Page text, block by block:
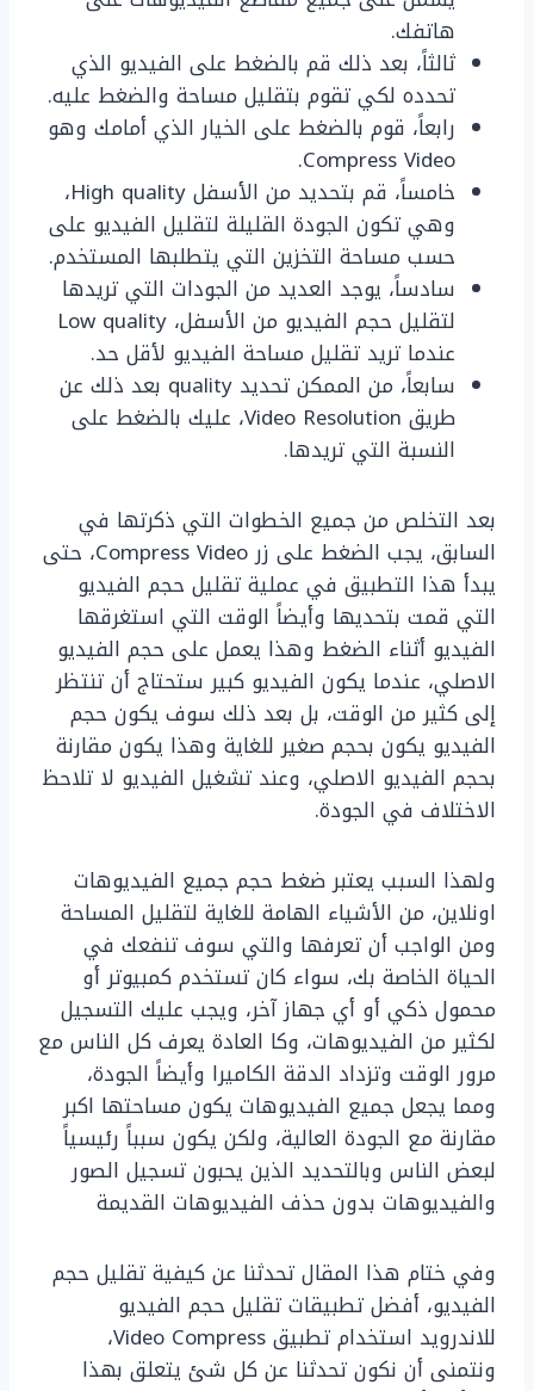
هاتفك.
ثالثاً، بعد ذلك قم بالضغط على الفيديو الذي
تحدده لكي تقوم بتقليل مساحة والضغط عليه.
رابعاً، قوم بالضغط على الخيار الذي أمامك وهو
Compress Video.
خامساً، قم بتحديد من الأسفل High quality،
وهي تكون الجودة القليلة لتقليل الفيديو على
حسب مساحة التخزين التي يتطلبها المستخدم.
سادساً، يوجد العديد من الجودات التي تريدها
لتقليل حجم الفيديو من الأسفل، Low quality
عندما تريد تقليل مساحة الفيديو لأقل حد.
سابعاً، من الممكن تحديد quality بعد ذلك عن
طريق Video Resolution، عليك بالضغط على
النسبة التي تريدها.
بعد التخلص من جميع الخطوات التي ذكرتها في
السابق، يجب الضغط على زر Compress Video، حتى
يبدأ هذا التطبيق في عملية تقليل حجم الفيديو
التي قمت بتحديها وأيضاً الوقت التي استغرقها
الفيديو أثناء الضغط وهذا يعمل على حجم الفيديو
الاصلي، عندما يكون الفيديو كبير ستحتاج أن تنتظر
إلى كثير من الوقت، بل بعد ذلك سوف يكون حجم
الفيديو يكون بحجم صغير للغاية وهذا يكون مقارنة
بحجم الفيديو الاصلي، وعند تشغيل الفيديو لا تلاحظ
الاختلاف في الجودة.
ولهذا السبب يعتبر ضغط حجم جميع الفيديوهات
اونلاين، من الأشياء الهامة للغاية لتقليل المساحة
ومن الواجب أن تعرفها والتي سوف تنفعك في
الحياة الخاصة بك، سواء كان تستخدم كمبيوتر أو
محمول ذكي أو أي جهاز آخر، ويجب عليك التسجيل
لكثير من الفيديوهات، وكا العادة يعرف كل الناس مع
مرور الوقت وتزداد الدقة الكاميرا وأيضاً الجودة،
ومما يجعل جميع الفيديوهات يكون مساحتها اكبر
مقارنة مع الجودة العالية، ولكن يكون سبباً رئيسياً
لبعض الناس وبالتحديد الذين يحبون تسجيل الصور
والفيديوهات بدون حذف الفيديوهات القديمة
وفي ختام هذا المقال تحدثنا عن كيفية تقليل حجم
الفيديو، أفضل تطبيقات تقليل حجم الفيديو
للاندرويد استخدام تطبيق Video Compress،
ونتمنى أن نكون تحدثنا عن كل شئ يتعلق بهذا